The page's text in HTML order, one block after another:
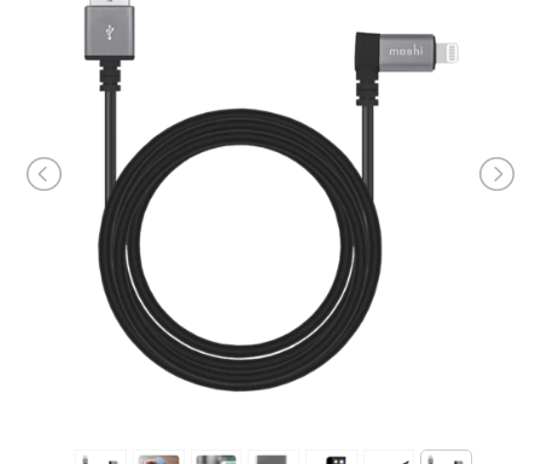
اپل واچ
لوازم جانبی
صدا و تصویر
قیمت روز
محصولات کارکرده